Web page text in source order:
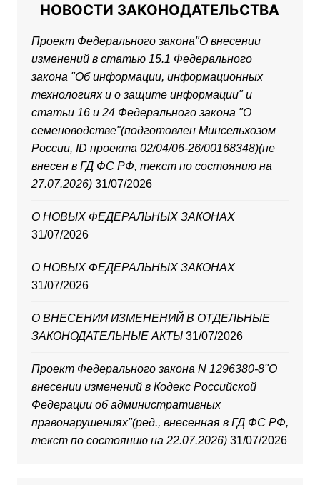
НОВОСТИ ЗАКОНОДАТЕЛЬСТВА
Проект Федерального закона"О внесении
изменений в статью 15.1 Федерального
закона "Об информации, информационных
технологиях и о защите информации" и
статьи 16 и 24 Федерального закона "О
семеноводстве"(подготовлен Минсельхозом
России, ID проекта 02/04/06-26/00168348)(не
внесен в ГД ФС РФ, текст по состоянию на
27.07.2026) 31/07/2026
О НОВЫХ ФЕДЕРАЛЬНЫХ ЗАКОНАХ
31/07/2026
О НОВЫХ ФЕДЕРАЛЬНЫХ ЗАКОНАХ
31/07/2026
О ВНЕСЕНИИ ИЗМЕНЕНИЙ В ОТДЕЛЬНЫЕ
ЗАКОНОДАТЕЛЬНЫЕ АКТЫ 31/07/2026
Проект Федерального закона N 1296380-8"О
внесении изменений в Кодекс Российской
Федерации об административных
правонарушениях"(ред., внесенная в ГД ФС РФ,
текст по состоянию на 22.07.2026) 31/07/2026